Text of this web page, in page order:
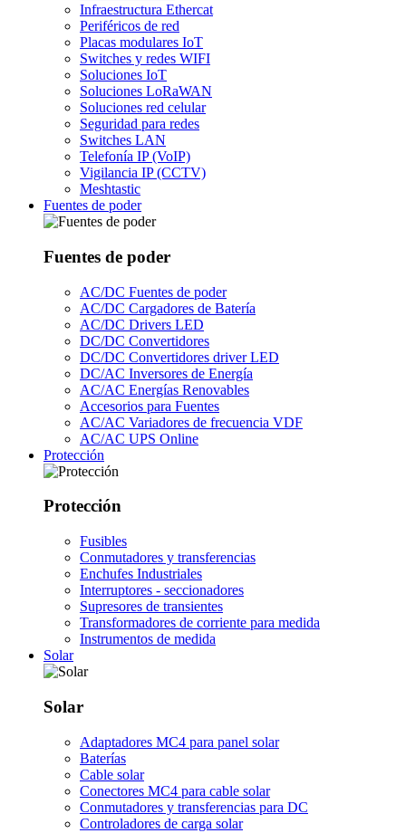
Infraestructura Ethercat
Periféricos de red
Placas modulares IoT
Switches y redes WIFI
Soluciones IoT
Soluciones LoRaWAN
Soluciones red celular
Seguridad para redes
Switches LAN
Telefonía IP (VoIP)
Vigilancia IP (CCTV)
Meshtastic
Fuentes de poder
Fuentes de poder
AC/DC Fuentes de poder
AC/DC Cargadores de Batería
AC/DC Drivers LED
DC/DC Convertidores
DC/DC Convertidores driver LED
DC/AC Inversores de Energía
AC/AC Energías Renovables
Accesorios para Fuentes
AC/AC Variadores de frecuencia VDF
AC/AC UPS Online
Protección
Protección
Fusibles
Conmutadores y transferencias
Enchufes Industriales
Interruptores - seccionadores
Supresores de transientes
Transformadores de corriente para medida
Instrumentos de medida
Solar
Solar
Adaptadores MC4 para panel solar
Baterías
Cable solar
Conectores MC4 para cable solar
Conmutadores y transferencias para DC
Controladores de carga solar